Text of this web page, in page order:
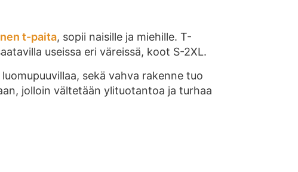
t-paita, sopii naisille ja miehille. T-
useissa eri väreissä, koot S-2XL.
sekä vahva rakenne tuo
jolloin vältetään ylituotantoa ja turhaa